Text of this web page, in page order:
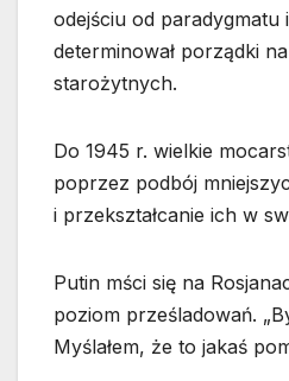
odejściu od
determinował porządki
starożytnych.
Do 1945 r. wielkie
poprzez podbój
i przekształcanie ich w
Putin mści się na
poziom prześladowań.
Myślałem, że to jakaś